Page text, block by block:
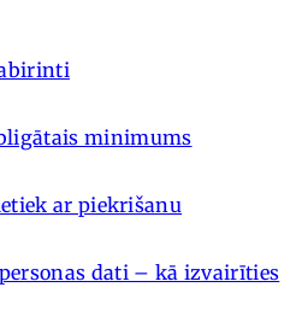
minimums
ar piekrišanu
dati – kā izvairīties